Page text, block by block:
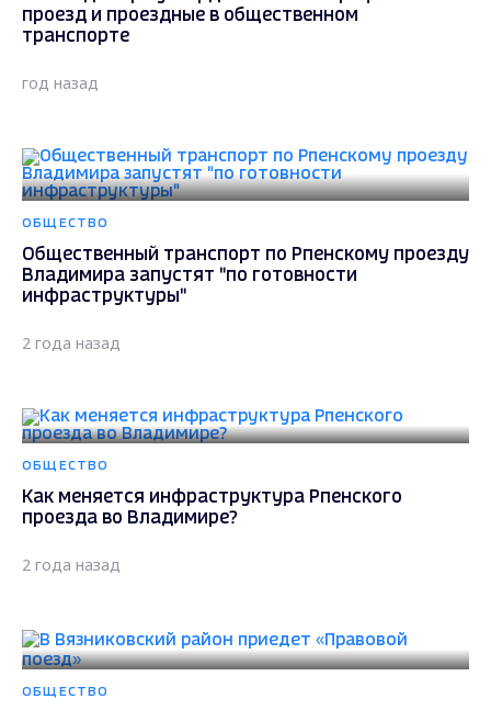
проезд и проездные в общественном
транспорте
год назад
ОБЩЕСТВО
Общественный транспорт по Рпенскому проезду
Владимира запустят "по готовности
инфраструктуры"
2 года назад
ОБЩЕСТВО
Как меняется инфраструктура Рпенского
проезда во Владимире?
2 года назад
ОБЩЕСТВО